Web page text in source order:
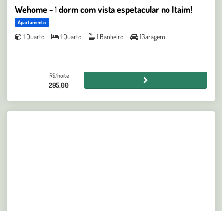
Wehome - 1 dorm com vista espetacular no Itaim!
Apartamento
1 Quarto 1 Quarto 1 Banheiro 1Garagem
R$/noite
295,00